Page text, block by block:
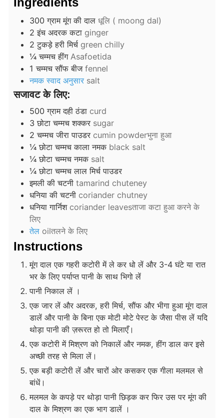
300 ग्राम मूंग की दाल धूलि ( moong dal)
2 इंच अदरक कटा ginger
2 टुकड़े हरी मिर्च green chilly
¼ चम्मचहींग Asafoetida
1 चम्मचसौंफ बीज fennel
नमक स्वाद अनुसार salt
सजावट के लिए:
500 ग्रामदही ठंडा curd
3 छोटा चम्मचशक्कर sugar
2 चम्मच जीरा पाउडर cumin powderभुना हुआ
¼ छोटा चम्मचकाला नमक black salt
¼ छोटा चम्मचनमक salt
¼ छोटा चम्मचलाल मिर्च पाउडर
इमली की चटनी tamarind chuteney
धनिया की चटनी coriander chutney
धनिया गार्निश coriander leavesताजा कटा हुआ करने के
लिए
तेल oilतलने के लिए
Instructions
मूंग दाल एक गहरी कटोरी में ले कर धो लें और 3-4 घंटे या रात
भर के लिए पर्याप्त पानी के साथ भिगो लें
पानी निकाल लें ।
एक जार लें और अदरक, हरी मिर्च, सौंफ और भीगा हुआ मूंग दाल
डालें और पानी के बिना एक मोटी मोटे पेस्ट के जैसा पीस लें यदि
थोड़ा पानी की ज़रूरत हो तो मिलाएँ।
एक कटोरी में मिश्रण को निकालें और नमक, हींग डाल कर इसे
अच्छी तरह से मिला लें।
एक बड़ी कटोरी लें और चारों ओर कसकर एक गीला मलमल से
बांधें।
मलमल के कपड़े पर थोड़ा पानी छिड़क कर फिर उस पर मूंग की
दाल के मिश्रण का एक भाग डालें ।